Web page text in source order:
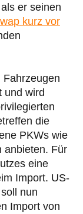
er seinen
kurz vor
und wird
die
PKWs wie
anbieten. Für
eine
Import. US-
nun
Import von